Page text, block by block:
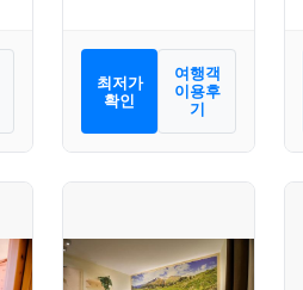
최저가
확인
여행객
이용후
기